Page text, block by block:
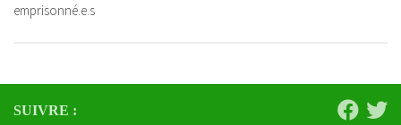
emprisonné.e.s
SUIVRE :